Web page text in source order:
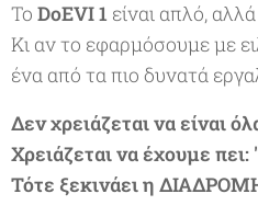
Το DoEVI 1 είναι απλό,
Κι αν το εφαρμόσουμε με
ένα από τα πιο δυνατά
Δεν χρειάζεται να είναι
Χρειάζεται να έχουμε πει:
Τότε ξεκινάει η